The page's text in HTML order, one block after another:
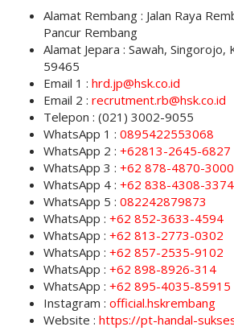
Alamat Rembang : Jalan Raya
Pancur Rembang
Alamat Jepara : Sawah, Singorojo,
59465
Email 1 : hrd.jp@hsk.co.id
Email 2 : recrutment.rb@hsk.co.id
Telepon : (021) 3002-9055
WhatsApp 1 : 0895422553068
WhatsApp 2 : +62813-2645-6827
WhatsApp 3 : +62 878-4870-3000
WhatsApp 4 : +62 838-4308-3374
WhatsApp 5 : 082242879873
WhatsApp : +62 852-3633-4594
WhatsApp : +62 813-2773-0302
WhatsApp : +62 857-2535-9102
WhatsApp : +62 898-8926-314
WhatsApp : +62 895-4035-85915
Instagram : official.hskrembang
Website : https://pt-handal-